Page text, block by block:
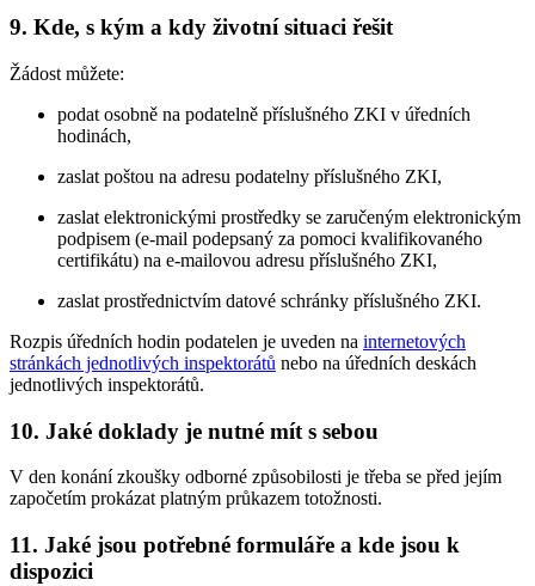
9. Kde, s kým a kdy životní situaci řešit
Žádost můžete:
podat osobně na podatelně příslušného ZKI v úředních
hodinách,
zaslat poštou na adresu podatelny příslušného ZKI,
zaslat elektronickými prostředky se zaručeným elektronickým
podpisem (e-mail podepsaný za pomoci kvalifikovaného
certifikátu) na e-mailovou adresu příslušného ZKI,
zaslat prostřednictvím datové schránky příslušného ZKI.
Rozpis úředních hodin podatelen je uveden na internetových
stránkách jednotlivých inspektorátů nebo na úředních deskách
jednotlivých inspektorátů.
10. Jaké doklady je nutné mít s sebou
V den konání zkoušky odborné způsobilosti je třeba se před jejím
započetím prokázat platným průkazem totožnosti.
11. Jaké jsou potřebné formuláře a kde jsou k
dispozici